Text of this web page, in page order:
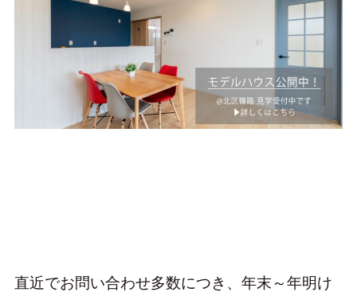
直近でお問い合わせ多数につき、年末～年明け